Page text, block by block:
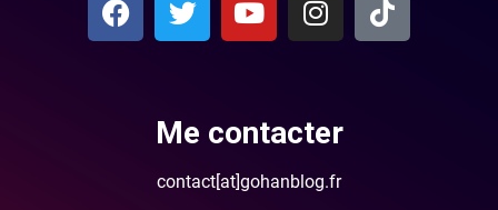
Me contacter
contact[at]gohanblog.fr